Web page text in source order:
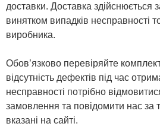
доставки. Доставка здійснюється
винятком випадків несправності
виробника.
Обов’язково перевіряйте
відсутність дефектів під час
несправності потрібно
замовлення та повідомити нас за
вказані на сайті.